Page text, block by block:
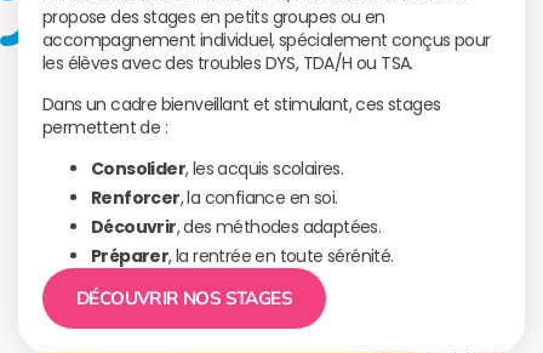
propose des stages en petits groupes ou en
accompagnement individuel, spécialement conçus pour
les élèves avec des troubles DYS, TDA/H ou TSA.
Dans un cadre bienveillant et stimulant, ces stages
permettent de :
Consolider, les acquis scolaires.
Renforcer, la confiance en soi.
Découvrir, des méthodes adaptées.
Préparer, la rentrée en toute sérénité.
DÉCOUVRIR NOS STAGES